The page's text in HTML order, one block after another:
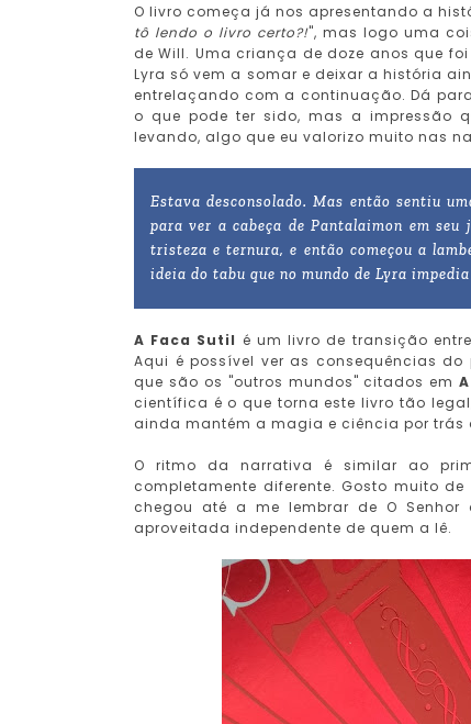
O livro começa já nos apresentando a
tô lendo o livro certo?!", mas logo uma
de Will. Uma criança de doze anos que
Lyra só vem a somar e deixar a história
entrelaçando com a continuação. Dá
o que pode ter sido, mas a impressão
levando, algo que eu valorizo muito nas
Estava desconsolado. Mas então sentiu
para ver a cabeça de Pantalaimon em
tristeza e ternura, e então começou a
ideia do tabu que no mundo de Lyra
A Faca Sutil é um livro de transição
Aqui é possível ver as consequências
que são os "outros mundos" citados em
científica é o que torna este livro tão
ainda mantém a magia e ciência por trás
O ritmo da narrativa é similar ao
completamente diferente. Gosto muito
chegou até a me lembrar de O
aproveitada independente de quem a lê.